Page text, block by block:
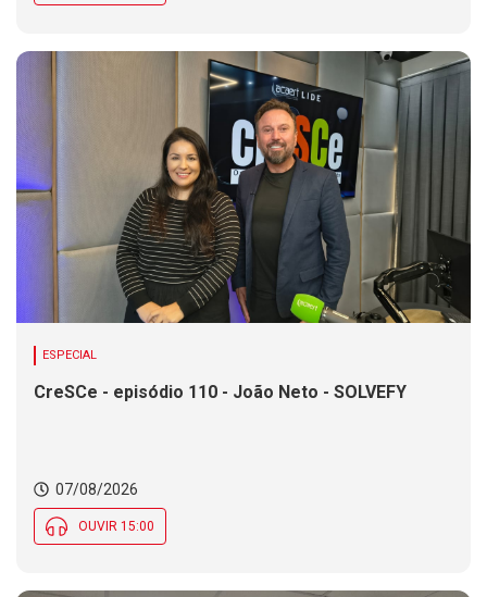
ESPECIAL
CreSCe - episódio 110 - João Neto - SOLVEFY
07/08/2026
OUVIR 15:00